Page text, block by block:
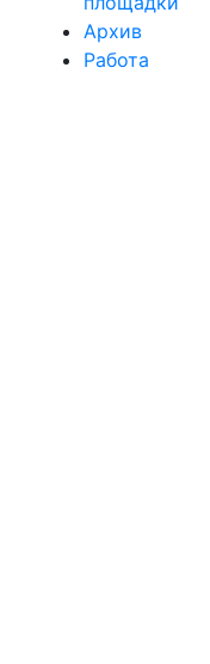
Архив
Работа